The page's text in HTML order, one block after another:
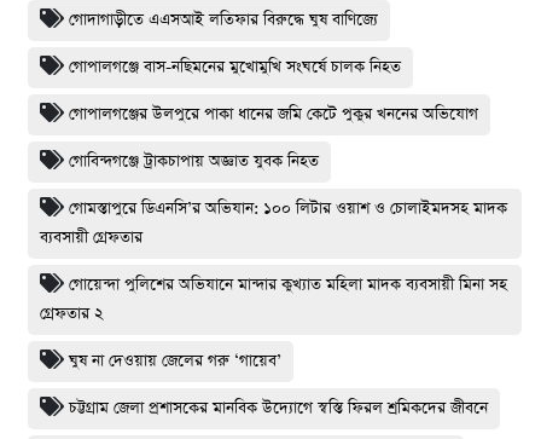
গোদাগাড়ীতে এএসআই লতিফার বিরুদ্ধে ঘুষ বাণিজ্যে
গোপালগঞ্জে বাস-নছিমনের মুখোমুখি সংঘর্ষে চালক নিহত
গোপালগঞ্জের উলপুরে পাকা ধানের জমি কেটে পুকুর খননের অভিযোগ
গোবিন্দগঞ্জে ট্রাকচাপায় অজ্ঞাত যুবক নিহত
গোমস্তাপুরে ডিএনসি’র অভিযান: ১০০ লিটার ওয়াশ ও চোলাইমদসহ মাদক
ব্যবসায়ী গ্রেফতার
গোয়েন্দা পুলিশের অভিযানে মান্দার কুখ্যাত মহিলা মাদক ব্যবসায়ী মিনা সহ
গ্রেফতার ২
ঘুষ না দেওয়ায় জেলের গরু ‘গায়েব’
চট্টগ্রাম জেলা প্রশাসকের মানবিক উদ্যোগে স্বস্তি ফিরল শ্রমিকদের জীবনে